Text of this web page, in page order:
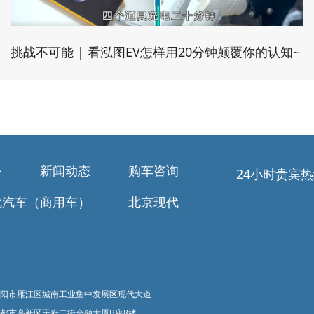
挑战不可能 | 看泓图EV怎样用20分钟颠覆你的认知~
新闻动态
购车咨询
车（商用车）
北京现代
市雁江区城南工业集中发展区现代大道
24小时贵宾